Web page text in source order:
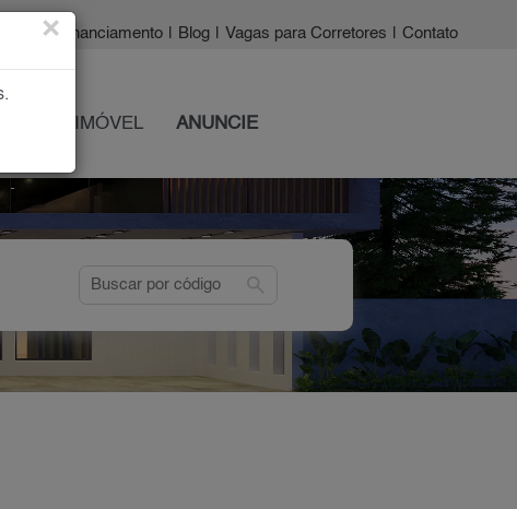
| Financiamento Blog Vagas para Corretores Contato
SEU IMÓVEL ANUNCIE
search
×